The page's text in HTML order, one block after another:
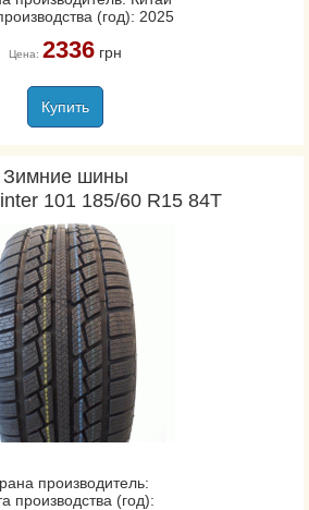
(год): 2025
Цена: 2336грн
Купить
Зимние шины
101 185/60 R15 84T
производитель:
производства (год):